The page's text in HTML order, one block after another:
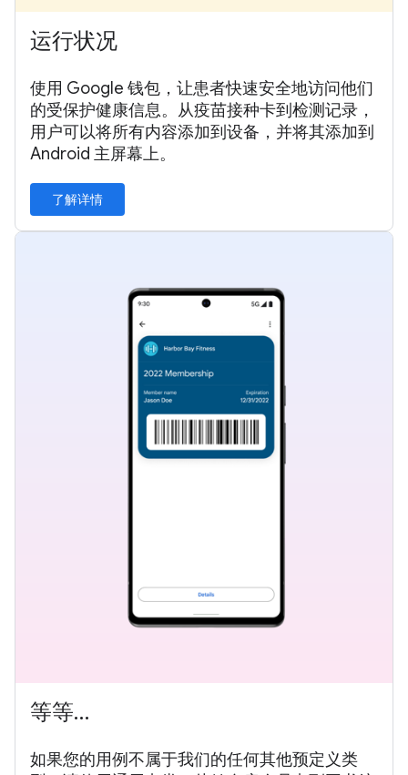
运行状况
使用 Google 钱包，让患者快速安全地访问他们
的受保护健康信息。从疫苗接种卡到检测记录，
用户可以将所有内容添加到设备，并将其添加到
Android 主屏幕上。
了解详情
等等…
如果您的用例不属于我们的任何其他预定义类